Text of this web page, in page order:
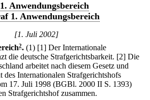
Anwendungsbereich
1. Anwendungsbereich
[1. Juli 2002]
2. (1) [1] Der Internationale
die deutsche Strafgerichtsbarkeit. [2] Die
arbeitet nach diesem Gesetz und
des Internationalen Strafgerichtshofs
17. Juli 1998 (BGBl. 2000 II S. 1393)
Strafgerichtshof zusammen.